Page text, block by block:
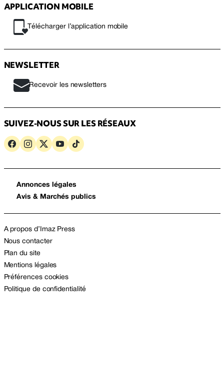
APPLICATION MOBILE
Télécharger l’application mobile
NEWSLETTER
Recevoir les newsletters
SUIVEZ-NOUS SUR LES RÉSEAUX
Annonces légales
Avis & Marchés publics
A propos d’Imaz Press
Nous contacter
Plan du site
Mentions légales
Préférences cookies
Politique de confidentialité